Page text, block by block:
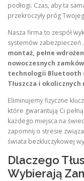
podłogi. Czas, aby ta
przekroczyły próg
Nasza firma to zespół
systemów
montaż, pełne
nowoczesnych
technologii Bluetooth
Tłuszcza i okolicznych
Eliminujemy fizyczne
które gwarantują Ci
każdego miejsca na
zapomnij o stresie
świata bezkluczykowej
Dlaczego
Wybierają